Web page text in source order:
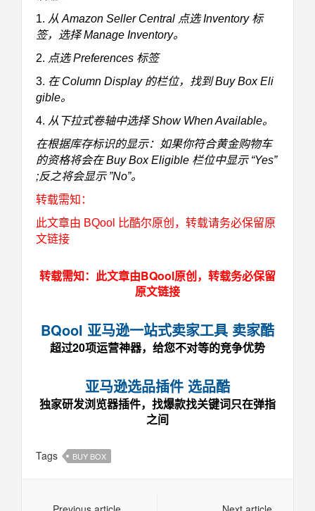
1. 从 Amazon Seller Central 点选 Inventory 标
签，选择 Manage Inventory。
2. 点选 Preferences 标签
3. 在 Column Display 的栏位，找到 Buy Box Eli
gible。
4. 从下拉式卷轴中选择 Show When Available。
在根据库存标识的显示：如果你符合黄金购物车
的资格将会在 Buy Box Eligible 栏位中显示 “Yes”
;反之将会显示 ”No”。
转载需知：
此文章由 BQool 比酷尔原创，转载请务必保留原
文链接
转载需知：此文章由BQool原创，转载务必保留
原文链接
BQool 亚马逊一站式卖家工具 卖家酷
超过20项运营神器，给您不对等的竞争优势
亚马逊选品插件 选品酷
独家研发浏览器插件，找爆款找关键词只在弹指
之间
Tags BUY BOX